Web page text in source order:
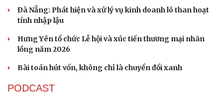
Đà Nẵng: Phát hiện và xử lý vụ kinh doanh lô than hoạt
tính nhập lậu
Hưng Yên tổ chức Lễ hội và xúc tiến thương mại nhãn
lồng năm 2026
Bài toán hút vốn, không chỉ là chuyển đổi xanh
PODCAST